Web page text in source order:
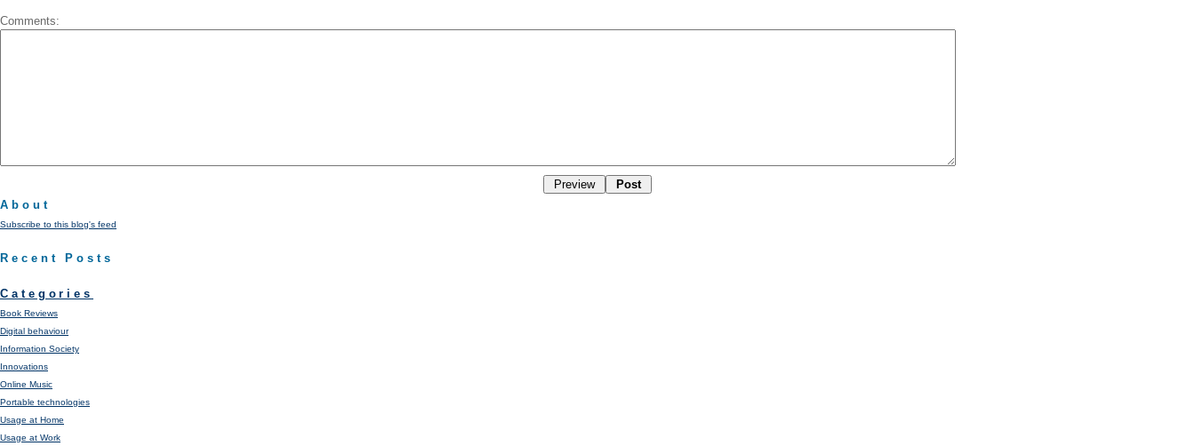
Comments:
About
Subscribe to this blog's feed
Recent Posts
Categories
Book Reviews
Digital behaviour
Information Society
Innovations
Online Music
Portable technologies
Usage at Home
Usage at Work